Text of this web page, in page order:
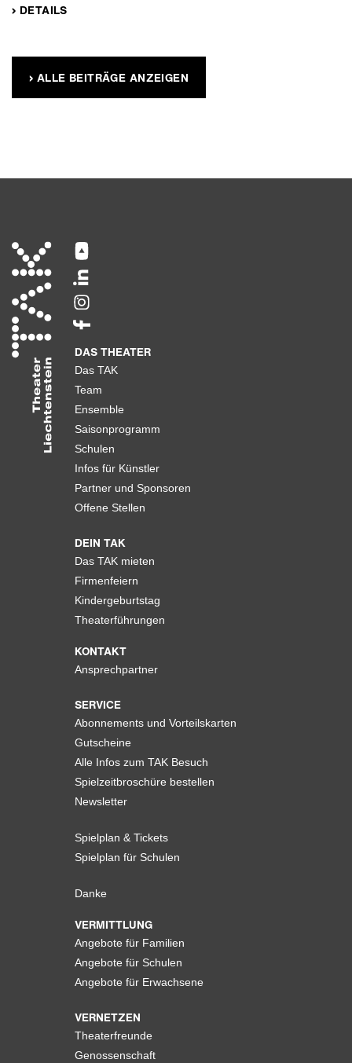
› DETAILS
› ALLE BEITRÄGE ANZEIGEN
DAS THEATER
Das TAK
Team
Ensemble
Saisonprogramm
Schulen
Infos für Künstler
Partner und Sponsoren
Offene Stellen
DEIN TAK
Das TAK mieten
Firmenfeiern
Kindergeburtstag
Theaterführungen
KONTAKT
Ansprechpartner
SERVICE
Abonnements und Vorteilskarten
Gutscheine
Alle Infos zum TAK Besuch
Spielzeitbroschüre bestellen
Newsletter
Spielplan & Tickets
Spielplan für Schulen
Danke
VERMITTLUNG
Angebote für Familien
Angebote für Schulen
Angebote für Erwachsene
VERNETZEN
Theaterfreunde
Genossenschaft